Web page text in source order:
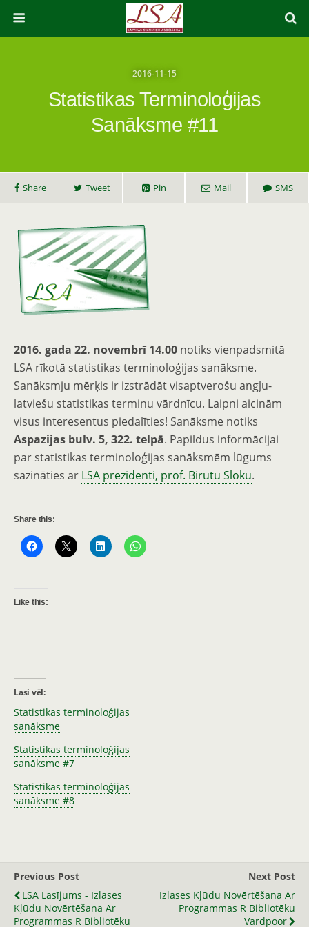
2016-11-15
Statistikas Terminoloģijas
Sanāksme #11
Share Tweet Pin Mail SMS
2016. gada 22. novembrī 14.00 notiks vienpadsmitā
LSA rīkotā statistikas terminoloģijas sanāksme.
Sanāksmju mērķis ir izstrādāt visaptverošu angļu-
latviešu statistikas terminu vārdnīcu. Laipni aicinām
visus interesentus piedalīties! Sanāksme notiks
Aspazijas bulv. 5, 322. telpā. Papildus informācijai
par statistikas terminoloģijas sanāksmēm lūgums
sazināties ar LSA prezidenti, prof. Birutu Sloku.
Share this:
Like this:
Lasi vēl:
Statistikas terminoloģijas
sanāksme
Statistikas terminoloģijas
sanāksme #7
Statistikas terminoloģijas
sanāksme #8
Previous Post
LSA Lasījums - Izlases
Kļūdu Novērtēšana Ar
Programmas R Bibliotēku
Next Post
Izlases Kļūdu Novērtēšana Ar
Programmas R Bibliotēku
Vardpoor